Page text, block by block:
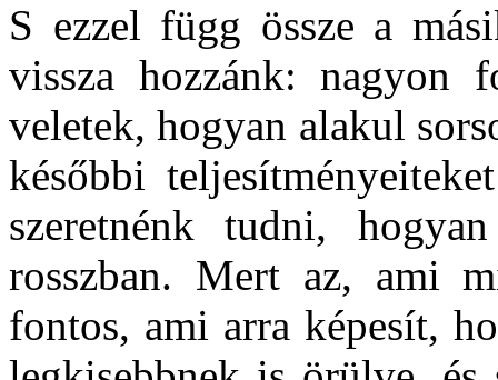
S ezzel függ össze a
vissza hozzánk: nagyon
veletek, hogyan alakul
későbbi
szeretnénk tudni,
rosszban. Mert az, ami
fontos, ami arra képesít,